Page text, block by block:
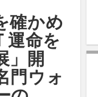
確かめ
運命を
」開
門ウォ